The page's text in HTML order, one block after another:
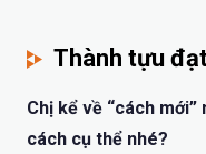
Thành tựu
Chị kể về “cách
cách cụ thể nhé?